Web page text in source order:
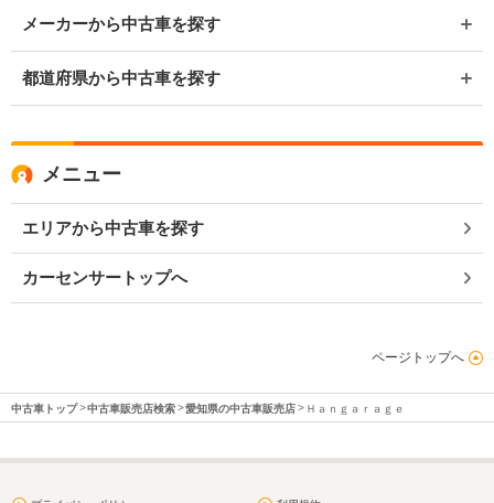
メーカーから中古車を探す
都道府県から中古車を探す
メニュー
エリアから中古車を探す
カーセンサートップへ
ページトップへ
中古車トップ 中古車販売店検索 愛知県の中古車販売店 Ｈａｎｇａｒａｇｅ